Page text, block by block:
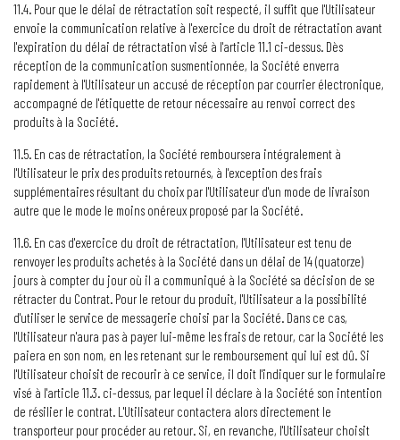
11.4. Pour que le délai de rétractation soit respecté, il suffit que l'Utilisateur
envoie la communication relative à l'exercice du droit de rétractation avant
l'expiration du délai de rétractation visé à l'article 11.1 ci-dessus. Dès
réception de la communication susmentionnée, la Société enverra
rapidement à l'Utilisateur un accusé de réception par courrier électronique,
accompagné de l'étiquette de retour nécessaire au renvoi correct des
produits à la Société.
11.5. En cas de rétractation, la Société remboursera intégralement à
l'Utilisateur le prix des produits retournés, à l'exception des frais
supplémentaires résultant du choix par l'Utilisateur d'un mode de livraison
autre que le mode le moins onéreux proposé par la Société.
11.6. En cas d'exercice du droit de rétractation, l'Utilisateur est tenu de
renvoyer les produits achetés à la Société dans un délai de 14 (quatorze)
jours à compter du jour où il a communiqué à la Société sa décision de se
rétracter du Contrat. Pour le retour du produit, l'Utilisateur a la possibilité
d'utiliser le service de messagerie choisi par la Société. Dans ce cas,
l'Utilisateur n'aura pas à payer lui-même les frais de retour, car la Société les
paiera en son nom, en les retenant sur le remboursement qui lui est dû. Si
l'Utilisateur choisit de recourir à ce service, il doit l'indiquer sur le formulaire
visé à l'article 11.3. ci-dessus, par lequel il déclare à la Société son intention
de résilier le contrat. L'Utilisateur contactera alors directement le
transporteur pour procéder au retour. Si, en revanche, l'Utilisateur choisit